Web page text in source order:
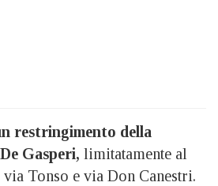
restringimento della
Gasperi, limitatamente al
Tonso e via Don Canestri.